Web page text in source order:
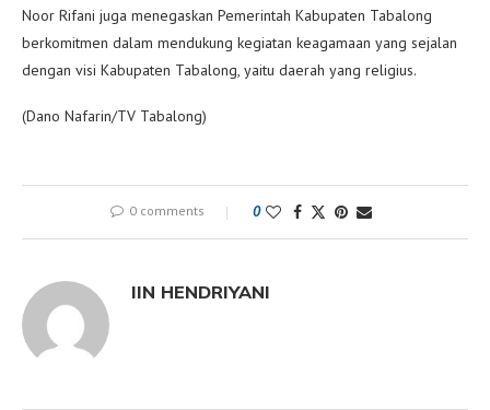
Noor Rifani juga menegaskan Pemerintah Kabupaten Tabalong
berkomitmen dalam mendukung kegiatan keagamaan yang sejalan
dengan visi Kabupaten Tabalong, yaitu daerah yang religius.
(Dano Nafarin/TV Tabalong)
0 comments 0
IIN HENDRIYANI